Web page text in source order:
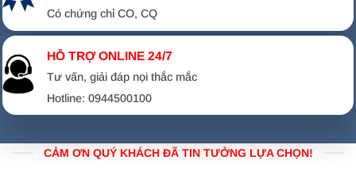
Có chứng chỉ CO, CQ
HỖ TRỢ ONLINE 24/7
Tư vấn, giải đáp nọi thắc mắc
Hotline: 0944500100
CẢM ƠN QUÝ KHÁCH ĐÃ TIN TƯỞNG LỰA CHỌN!